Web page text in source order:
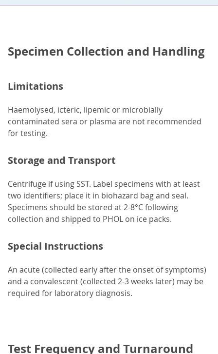
Specimen Collection and Handling
Limitations
Haemolysed, icteric, lipemic or microbially
contaminated sera or plasma are not recommended
for testing.
Storage and Transport
Centrifuge if using SST. Label specimens with at least
two identifiers; place it in biohazard bag and seal.
Specimens should be stored at 2-8°C following
collection and shipped to PHOL on ice packs.
Special Instructions
An acute (collected early after the onset of symptoms)
and a convalescent (collected 2-3 weeks later) may be
required for laboratory diagnosis.
Test Frequency and Turnaround